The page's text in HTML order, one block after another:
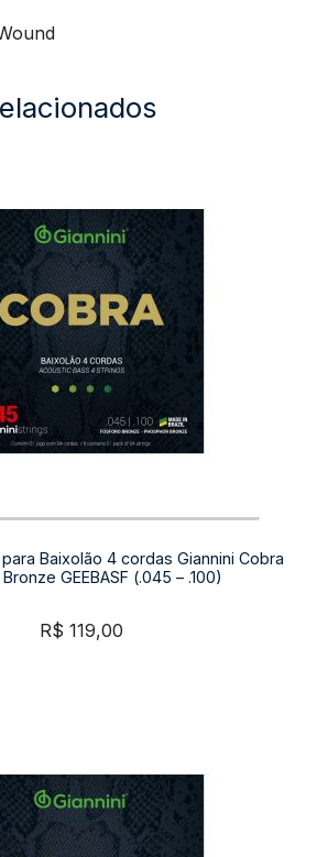
Baixolão 4 cordas Giannini Cobra
GEEBASF (.045 – .100)
R$ 119,00